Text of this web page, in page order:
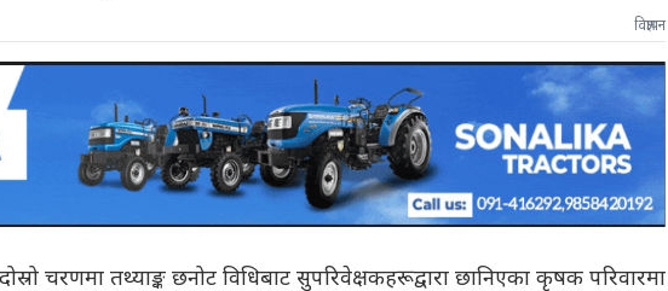
विज्ञापन
चरणमा तथ्याङ्क छनोट विधिबाट सुपरिवेक्षकहरूद्वारा छानिएका कृषक परिवारमा